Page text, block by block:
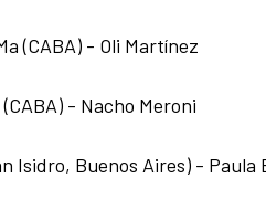
(CABA) - Oli Martínez
- Nacho Meroni
Isidro, Buenos Aires) - Paula